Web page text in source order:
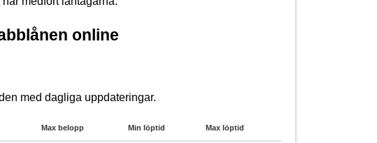
online
med dagliga uppdateringar.
Max belopp Min löptid Max löptid